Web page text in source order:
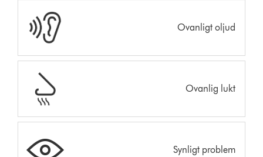
Ovanligt oljud
Ovanlig lukt
Synligt problem